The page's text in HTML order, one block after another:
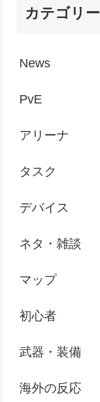
カテゴリー
News
PvE
アリーナ
タスク
デバイス
ネタ・雑談
マップ
初心者
武器・装備
海外の反応